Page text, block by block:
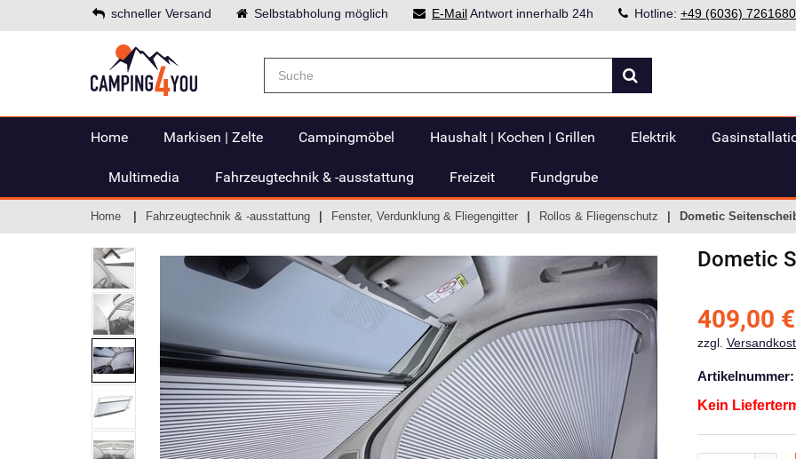
schneller Versand Selbstabholung möglich E-MailAntwort innerhalb 24h Hotline: +49 (6036) 7261680
Home Markisen | Zelte Campingmöbel Haushalt | Kochen | Grillen Elektrik
Multimedia Fahrzeugtechnik & -ausstattung Freizeit Fundgrube
Home Fahrzeugtechnik & -ausstattung Fenster, Verdunklung & Fliegengitter Rollos & Fliegenschutz Dometic
Dometic
409,00 €
zzgl.
Artikelnummer:
Kein